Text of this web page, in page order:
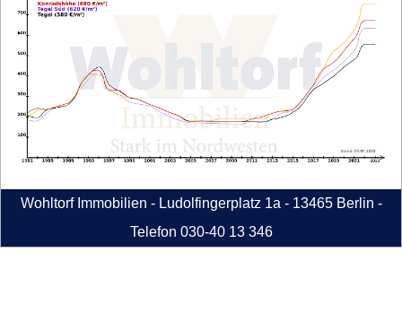
Wohltorf Immobilien - Ludolfingerplatz 1a - 13465 Berlin -
Telefon 030-40 13 346